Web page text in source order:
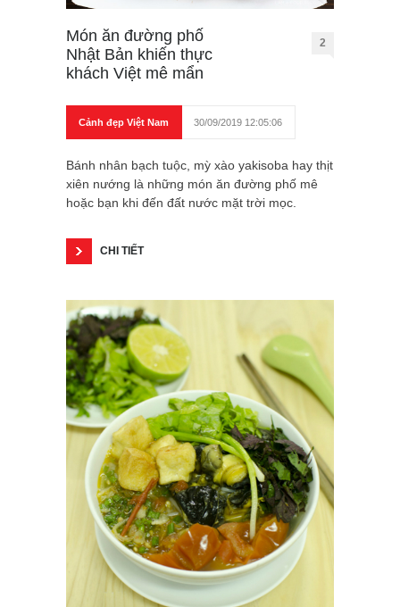
Món ăn đường phố
Nhật Bản khiến thực
khách Việt mê mẩn
2
Cảnh đẹp Việt Nam 30/09/2019 12:05:06
Bánh nhân bạch tuộc, mỳ xào yakisoba hay thịt
xiên nướng là những món ăn đường phố mê
hoặc bạn khi đến đất nước mặt trời mọc.
CHI TIẾT